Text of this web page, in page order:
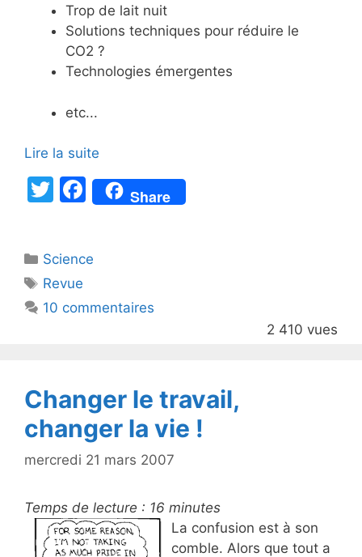
Trop de lait nuit
Solutions techniques pour réduire le
CO2 ?
Technologies émergentes
etc...
Lire la suite
T
er
F
a
e
o
Share
Catégories
Science
Étiquettes
Revue
10 commentaires
2 410 vues
Changer le travail,
changer la vie !
mercredi 21 mars 2007
Temps de lecture : 16 minutes
La confusion est à son
comble. Alors que tout a